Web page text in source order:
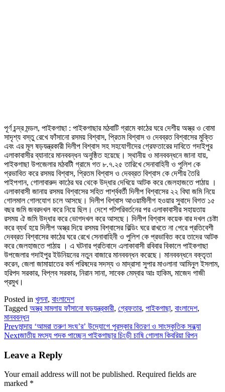
পূর্ণ চন্দ্র মন্ডল, পাইকগাছা : পাইকগাছার মঠবাটি গ্রামে কাঠের ঘরে দেশীয় অস্ত্র ও বোমা
সাদৃশ্য বস্তু রেখে ফাঁসানো রসময় বিশ্বাস, প্রিতম বিশ্বাস ও দেবব্রত বিশ্বাসের মুক্তি
এবং এর মূল ষড়যন্ত্রকারী দিলীপ বিশ্বাস সহ সহযোগীদের গ্রেফতারের দাবিতে গদাইপুর
এলাকাবাসীর ব্যানারে মানববন্ধন অনুষ্ঠিত হয়েছে। স্থানীয় ও মানববন্ধনে জানা যায়,
পাইকগাছা উপজেলার মঠবাটী গ্রামে গত ৮.৭.২৫ তারিখে সেনাবাহিনী ও পুলিশ কে
প্রভাবিত করে রসময় বিশ্বাস, প্রিতম বিশ্বাস ও দেবব্রত বিশ্বাস কে দেশীয় তৈরি
পাইপগান, গোলাবারুদ কাঠের ঘর থেকে উদ্ধার দেখিয়ে আটক করে জেলহাজতে পাঠায় ।
এলাকাবাসী জানায় রসময় বিশ্বাসের সহিত পার্শ্ববর্তী দিলীপ বিশ্বাসের ২২ বিঘা জমি নিয়ে
গোলমাল গোলযোগ চলে আসছে। দিলীপ বিশ্বাস আওয়ামীলীগ হওয়ার সুবাদে বিগত ১৫
বছর জমি জবরদখল করে নিয়ে ছিল। দেশে পটপরিবর্তনের পর এলাকাবাসীর সহায়তায়
রসময় ঐ জমি উদ্ধার করে ভোগদখল করে আসছে। দিলীপ বিশ্বাস কয়েক বার দখল চেষ্টা
করে ব্যর্থ হয়ে দিলীপ অস্ত্র দিয়ে রসময় বিশ্বাসের বিল্ডিং ঘরে রাখতে না পেরে প্রতিবেশী
দেবব্রত বিশ্বাসের কাঠের ঘরে রেখে সেনাবাহিনী ও পুলিশ কে প্রভাবিত করে তাদের আটক
করে জেলহাজতে পাঠায় । এ ঘটনার প্রতিবাদে এলাকাবাসী রবিবার বিকালে পাইকগাছা
উপজেলার গদাইপুর ইউনিয়নের নতুন বাজারে মানববন্ধন করেছে। মানববন্ধনে বক্তৃতা
করেন, জেলা জামায়াতের কর্ম পরিষদের সদস্য ও মাদ্রাসা সুপার মাওলানা আমিনুল ইসলাম,
হরিপদ সরকার, বিপ্লব সরকার, নিরান সানা, সাবেক মেম্বার আঃ হাকিম, মাজেদ গাজী
প্রমুখ।
Posted in খুলনা, বাংলাদেশ
Tagged অস্ত্র মামলায় ফাঁসানো ষড়যন্ত্রকারী, গ্রেফতার, পাইকগাছা, বাংলাদেশ,
মানববন্ধন
Prevমান্দায় ‘আমরা তরুণ সংঘ’র’ উদ্যোগে পুরস্কার বিতরণ ও সাংস্কৃতিক সন্ধ্যা
Nextজাতীয় মৎস্য পদক পাচ্ছেন পাইকগাছার চিংড়ী চাষি গোলাম কিবরিয়া রিপন
Leave a Reply
Your email address will not be published. Required fields are
marked *